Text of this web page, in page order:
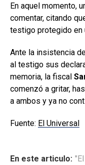
En aquel momento,
comentar, citando
testigo protegido en
Ante la insistencia
al testigo sus
memoria, la fiscal
comenzó a gritar,
a ambos y ya no
Fuente: El Universal
En este articulo: